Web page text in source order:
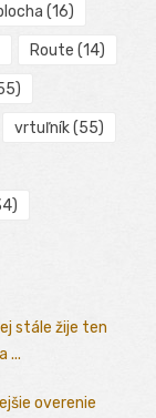
(16)
Route (14)
vrtuľník(55)
stále žije ten
...
overenie